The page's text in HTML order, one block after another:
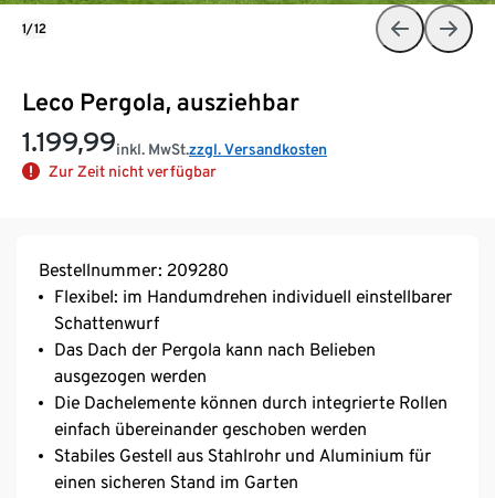
Leco Pergola, ausziehbar
1.199,99inkl. MwSt.zzgl. Versandkosten
Zur Zeit nicht verfügbar
1/12
Bestellnummer: 209280
Flexibel: im Handumdrehen individuell einstellbarer
Schattenwurf
Das Dach der Pergola kann nach Belieben
ausgezogen werden
Die Dachelemente können durch integrierte Rollen
einfach übereinander geschoben werden
Stabiles Gestell aus Stahlrohr und Aluminium für
einen sicheren Stand im Garten